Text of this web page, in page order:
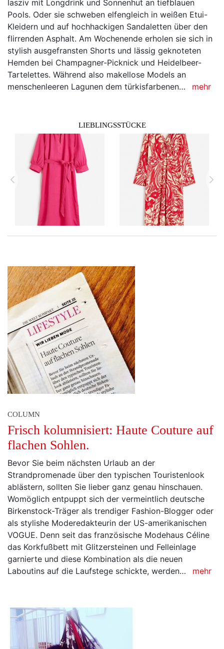
lasziv mit Longdrink und Sonnenhut an tiefblauen
Pools. Oder sie schweben elfengleich in weißen Etui-
Kleidern und auf hochhackigen Sandaletten über den
flirrenden Asphalt. Am Wochenende erholen sie sich in
stylish ausgefransten Shorts und lässig geknoteten
Hemden bei Champagner-Picknick und Heidelbeer-
Tartelettes. Während also makellose Models an
menschenleeren Lagunen dem türkisfarbenen…
mehr
LIEBLINGSSTÜCKE
zurück vor
COLUMN
Frisch kolumnisiert: Haute Couture auf
flachen Sohlen.
Bevor Sie beim nächsten Urlaub an der
Strandpromenade über den typischen Touristenlook
ablästern, sollten Sie lieber ganz genau hinschauen.
Womöglich entpuppt sich der vermeintlich deutsche
Birkenstock-Träger als trendiger Fashion-Blogger oder
als stylishe Moderedakteurin der US-amerikanischen
VOGUE. Denn seit das französische Modehaus Céline
das Korkfußbett mit Glitzersteinen und Felleinlage
garnierte und diese Kombination als die neuen
Laboutins auf die Laufstege schickte, werden…
mehr